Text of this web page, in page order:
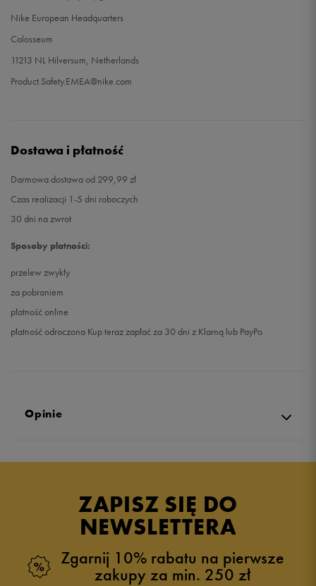
Nike European Headquarters
Colosseum
11213 NL Hilversum, Netherlands
Product.Safety.EMEA@nike.com
Dostawa i płatność
Darmowa dostawa od 299,99 zł
Czas realizacji 1-5 dni roboczych
30 dni na zwrot
Sposoby płatności:
przelew zwykły
za pobraniem
płatność online
płatność odroczona Kup teraz zapłać za 30 dni z Klarną lub PayPo
Opinie
ZAPISZ SIĘ DO
NEWSLETTERA
Zgarnij 10% rabatu na pierwsze
zakupy za min. 250 zł